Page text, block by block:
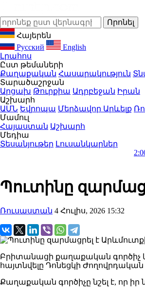
Հայերեն
Русский
English
Լրահոս
Ըստ թեմաների
Քաղաքական Հասարակություն
Տարածաշրջան
Արցախ Թուրքիա Ադրբեջան Իրան
Աշխարհ
ԱՄՆ Եվրոպա Մերձավոր Արևելք
Մամուլ
Հայաստան Աշխարհ
Մեդիա
Տեսանյութեր Լուսանկարներ
Պուտինը
Ռուսաստան 4 Հուլիս, 2026 15:32
Բրիտանացի քաղաքական գործիչ
հայտնվելը Դոնեցկի
Քաղաքական գործիչը նշել է, որ